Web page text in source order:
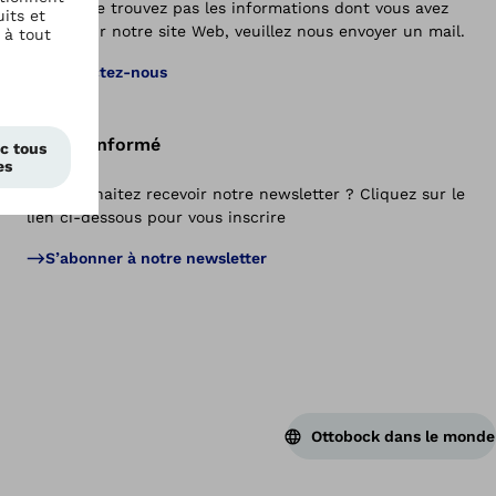
Si vous ne trouvez pas les informations dont vous avez
besoin sur notre site Web, veuillez nous envoyer un mail.
Contactez-nous
Restez informé
Vous souhaitez recevoir notre newsletter ? Cliquez sur le
lien ci-dessous pour vous inscrire
S’abonner à notre newsletter
Ottobock dans le monde